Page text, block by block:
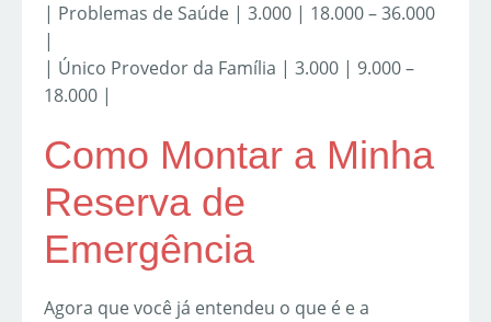
| Problemas de Saúde | 3.000 | 18.000 – 36.000
|
| Único Provedor da Família | 3.000 | 9.000 –
18.000 |
Como Montar a Minha
Reserva de
Emergência
Agora que você já entendeu o que é e a